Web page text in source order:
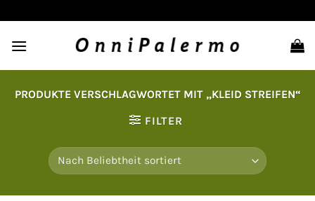
Inhalt
springen
PRODUKTE VERSCHLAGWORTET MIT „KLEID STREIFEN“
FILTER